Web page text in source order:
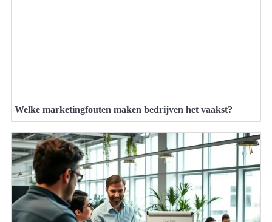
Welke marketingfouten maken bedrijven het vaakst?